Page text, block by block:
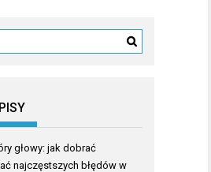
głowy: jak dobrać
najczęstszych błędów w